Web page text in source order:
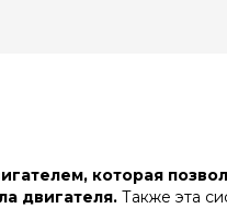
которая
двигателя. Также эта